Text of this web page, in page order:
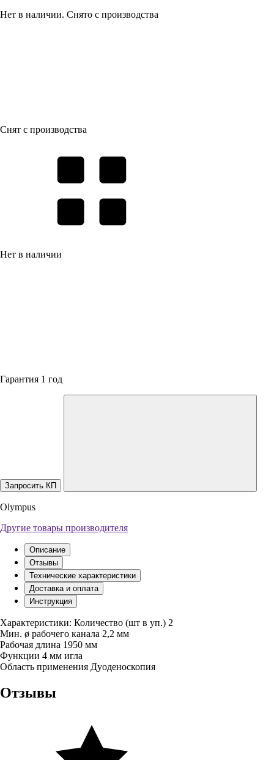
Нет в наличии. Снято с производства
Снят с производства
Нет в наличии
Гарантия 1 год
Запросить КП
Olympus
Другие товары производителя
Описание
Отзывы
Технические характеристики
Доставка и оплата
Инструкция
Характеристики: Количество (шт в уп.) 2
Мин. ø рабочего канала 2,2 мм
Рабочая длина 1950 мм
Функции 4 мм игла
Область применения Дуоденоскопия
Отзывы